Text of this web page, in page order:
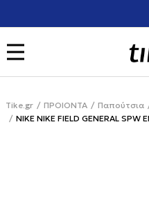
Tike.gr ΠΡΟΙΟΝΤΑ Παπούτσια
NIKE NIKE FIELD GENERAL SPW